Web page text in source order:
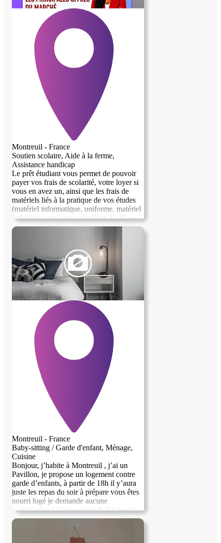
image précédente image suivante
Montreuil - France
Soutien scolaire, Aide à la ferme,
Assistance handicap
Le prêt étudiant vous permet de pouvoir
payer vos frais de scolarité, votre loyer si
vous en avez un, ainsi que les frais de
matériels liés à la pratique de vos études
(matériel informatique, uniforme, matériel
technique, etc.). avec un délait de 48
heure vous obtiendrez votre petit prêt à
Montreuil - France
Baby-sitting / Garde d'enfant, Ménage,
Cuisine
Bonjour, j’habite à Montreuil , j’ai un
Pavillon, je propose un logement contre
garde d’enfants, à partir de 18h il y’aura
juste les repas du soir à prépare vous êtes
nourri logé je demande aucune
participation j ai un garçon de 13ans est
une fille de 9ans je voudrais une personne
de confiance est pour une longue durée 2